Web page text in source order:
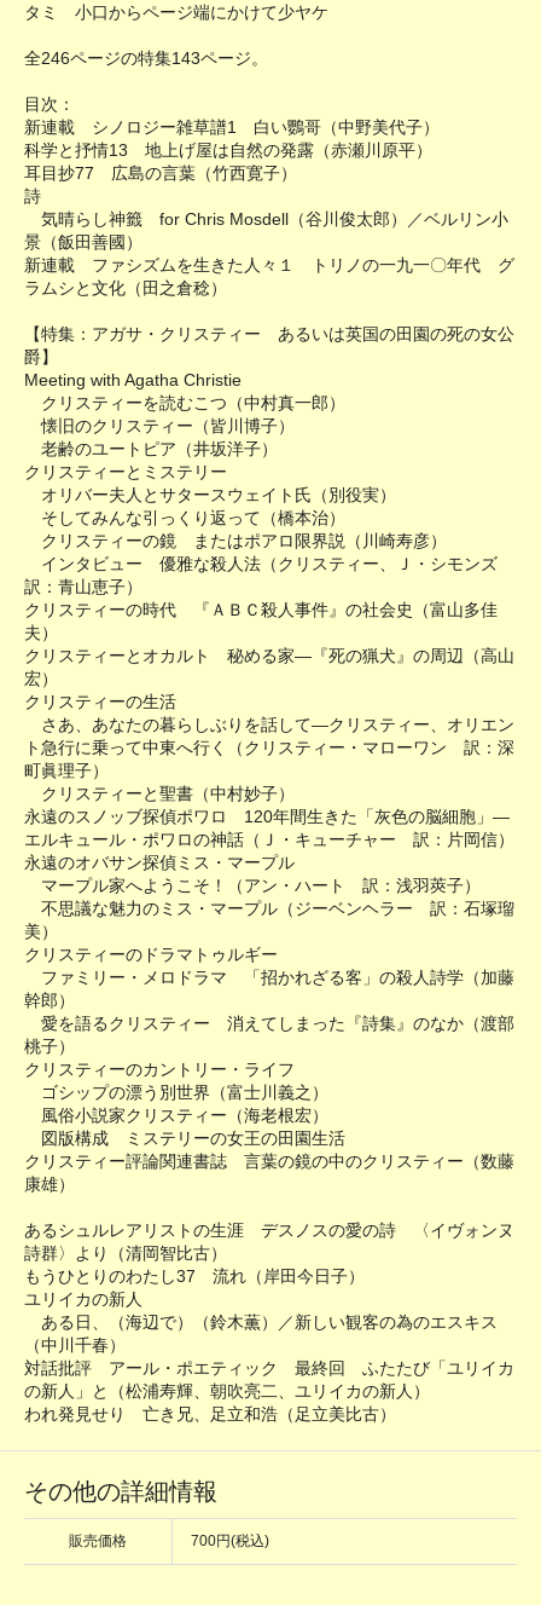
タミ 小口からページ端にかけて少ヤケ
全246ページの特集143ページ。
目次：
新連載 シノロジー雑草譜1 白い鸚哥（中野美代子）
科学と抒情13 地上げ屋は自然の発露（赤瀬川原平）
耳目抄77 広島の言葉（竹西寛子）
詩
気晴らし神籤 for Chris Mosdell（谷川俊太郎）／ベルリン小
景（飯田善國）
新連載 ファシズムを生きた人々１ トリノの一九一〇年代 グ
ラムシと文化（田之倉稔）
【特集：アガサ・クリスティー あるいは英国の田園の死の女公
爵】
Meeting with Agatha Christie
クリスティーを読むこつ（中村真一郎）
懐旧のクリスティー（皆川博子）
老齢のユートピア（井坂洋子）
クリスティーとミステリー
オリバー夫人とサタースウェイト氏（別役実）
そしてみんな引っくり返って（橋本治）
クリスティーの鏡 またはポアロ限界説（川崎寿彦）
インタビュー 優雅な殺人法（クリスティー、Ｊ・シモンズ
訳：青山恵子）
クリスティーの時代 『ＡＢＣ殺人事件』の社会史（富山多佳
夫）
クリスティーとオカルト 秘める家―『死の猟犬』の周辺（高山
宏）
クリスティーの生活
さあ、あなたの暮らしぶりを話して―クリスティー、オリエン
ト急行に乗って中東へ行く（クリスティー・マローワン 訳：深
町眞理子）
クリスティーと聖書（中村妙子）
永遠のスノッブ探偵ポワロ 120年間生きた「灰色の脳細胞」―
エルキュール・ポワロの神話（Ｊ・キューチャー 訳：片岡信）
永遠のオバサン探偵ミス・マープル
マープル家へようこそ！（アン・ハート 訳：浅羽莢子）
不思議な魅力のミス・マープル（ジーベンヘラー 訳：石塚瑠
美）
クリスティーのドラマトゥルギー
ファミリー・メロドラマ 「招かれざる客」の殺人詩学（加藤
幹郎）
愛を語るクリスティー 消えてしまった『詩集』のなか（渡部
桃子）
クリスティーのカントリー・ライフ
ゴシップの漂う別世界（富士川義之）
風俗小説家クリスティー（海老根宏）
図版構成 ミステリーの女王の田園生活
クリスティー評論関連書誌 言葉の鏡の中のクリスティー（数藤
康雄）
あるシュルレアリストの生涯 デスノスの愛の詩 〈イヴォンヌ
詩群〉より（清岡智比古）
もうひとりのわたし37 流れ（岸田今日子）
ユリイカの新人
ある日、（海辺で）（鈴木薫）／新しい観客の為のエスキス
（中川千春）
対話批評 アール・ポエティック 最終回 ふたたび「ユリイカ
の新人」と（松浦寿輝、朝吹亮二、ユリイカの新人）
われ発見せり 亡き兄、足立和浩（足立美比古）
その他の詳細情報
販売価格 700円(税込)